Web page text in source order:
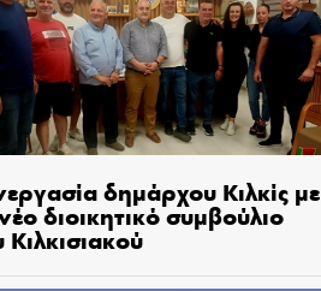
δημάρχου Κιλκίς με
διοικητικό συμβούλιο
Κιλκισιακού